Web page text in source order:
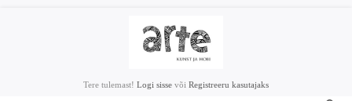
Tere tulemast! Logi sisse või Registreeru kasutajaks